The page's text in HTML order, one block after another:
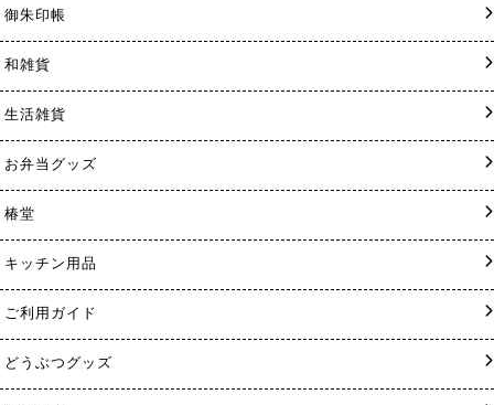
御朱印帳
和雑貨
生活雑貨
お弁当グッズ
椿堂
キッチン用品
ご利用ガイド
どうぶつグッズ